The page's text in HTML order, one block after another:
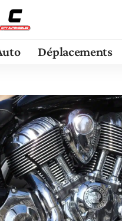
Déplacements